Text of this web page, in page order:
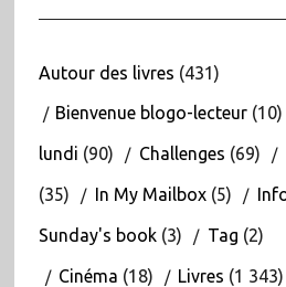
Autour des livres (431)
Bienvenue blogo-lecteur(10)
lundi (90) Challenges (69)
(35) In My Mailbox(5)
Sunday's book(3) Tag (2)
Cinéma (18) Livres (1 343)